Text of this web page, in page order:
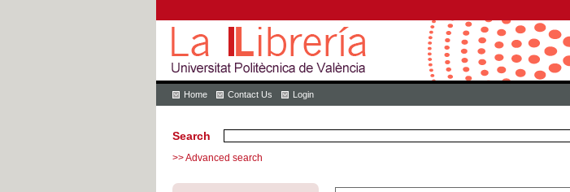
Home Contact Us Login
Search
>> Advanced search